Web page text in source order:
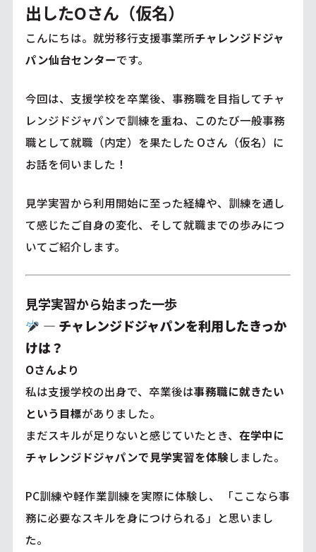
出したOさん（仮名）
こんにちは。就労移行支援事業所チャレンジドジャ
パン仙台センターです。
今回は、支援学校を卒業後、事務職を目指してチャ
レンジドジャパンで訓練を重ね、このたび一般事務
職として就職（内定）を果たした Oさん（仮名）に
お話を伺いました！
見学実習から利用開始に至った経緯や、訓練を通し
て感じたご自身の変化、そして就職までの歩みにつ
いてご紹介します。
見学実習から始まった一歩
― チャレンジドジャパンを利用したきっか
けは？
Oさんより
私は支援学校の出身で、卒業後は事務職に就きたい
という目標がありました。
まだスキルが足りないと感じていたとき、 在学中に
チャレンジドジャパンで見学実習を体験しました。
PC訓練や軽作業訓練を実際に体験し、 「ここなら事
務に必要なスキルを身につけられる」と思いまし
た。